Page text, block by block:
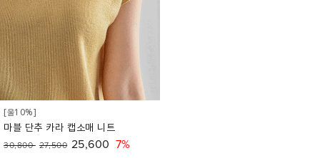
[울10%]
마블 단추 카라 캡소매 니트
30,800 27,500 25,600 7%